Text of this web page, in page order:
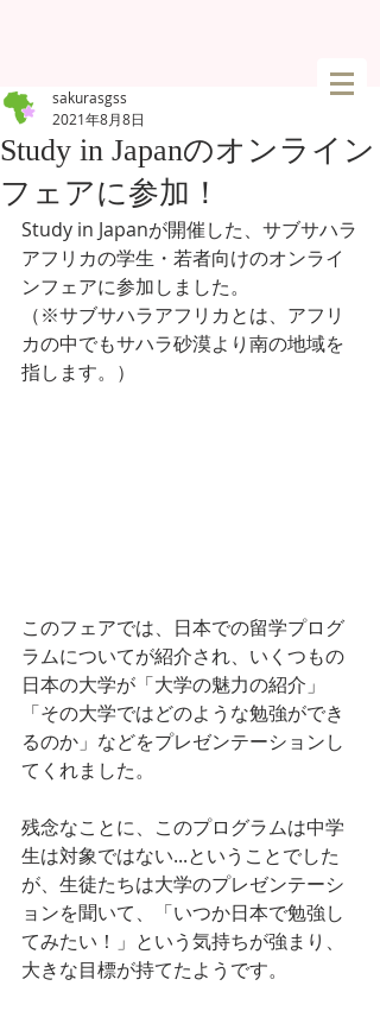
Study in Japanのオンライン
フェアに参加！
sakurasgss
2021年8月8日
Study in Japanが開催した、サブサハラ
アフリカの学生・若者向けのオンライ
ンフェアに参加しました。
（※サブサハラアフリカとは、アフリ
カの中でもサハラ砂漠より南の地域を
指します。）
このフェアでは、日本での留学プログ
ラムについてが紹介され、いくつもの
日本の大学が「大学の魅力の紹介」
「その大学ではどのような勉強ができ
るのか」などをプレゼンテーションし
てくれました。
残念なことに、このプログラムは中学
生は対象ではない...ということでした
が、生徒たちは大学のプレゼンテーシ
ョンを聞いて、「いつか日本で勉強し
てみたい！」という気持ちが強まり、
大きな目標が持てたようです。